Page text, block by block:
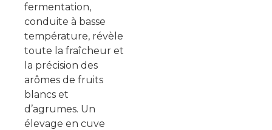
fermentation,
conduite à basse
température, révèle
toute la fraîcheur et
la précision des
arômes de fruits
blancs et
d’agrumes. Un
élevage en cuve